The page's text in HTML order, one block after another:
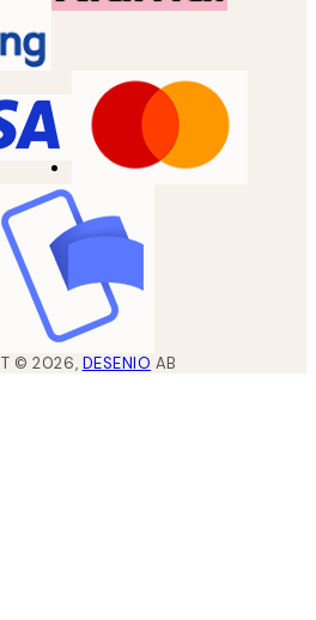
©2026, DESENIO AB